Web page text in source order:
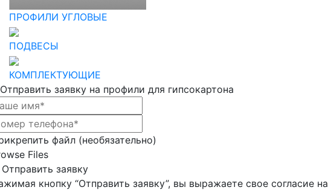
ПРОФИЛИ УГЛОВЫЕ
ПОДВЕСЫ
КОМПЛЕКТУЮЩИЕ
Отправить заявку на профили для гипсокартона
файл (необязательно)
Files
Отправить заявку
кнопку “Отправить заявку”, вы выражаете свое согласие на